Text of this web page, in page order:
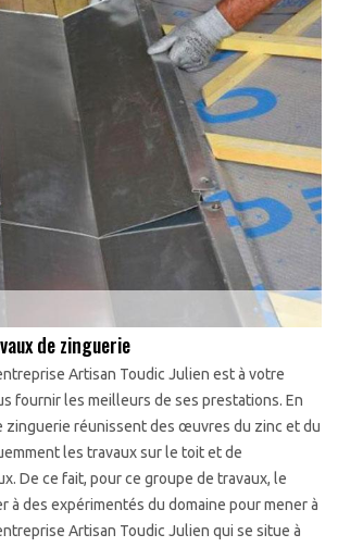
de zinguerie
Artisan Toudic Julien est à votre
fournir les meilleurs de ses prestations. En
zinguerie réunissent des œuvres du zinc et du
les travaux sur le toit et de
De ce fait, pour ce groupe de travaux, le
à des expérimentés du domaine pour mener à
Artisan Toudic Julien qui se situe à